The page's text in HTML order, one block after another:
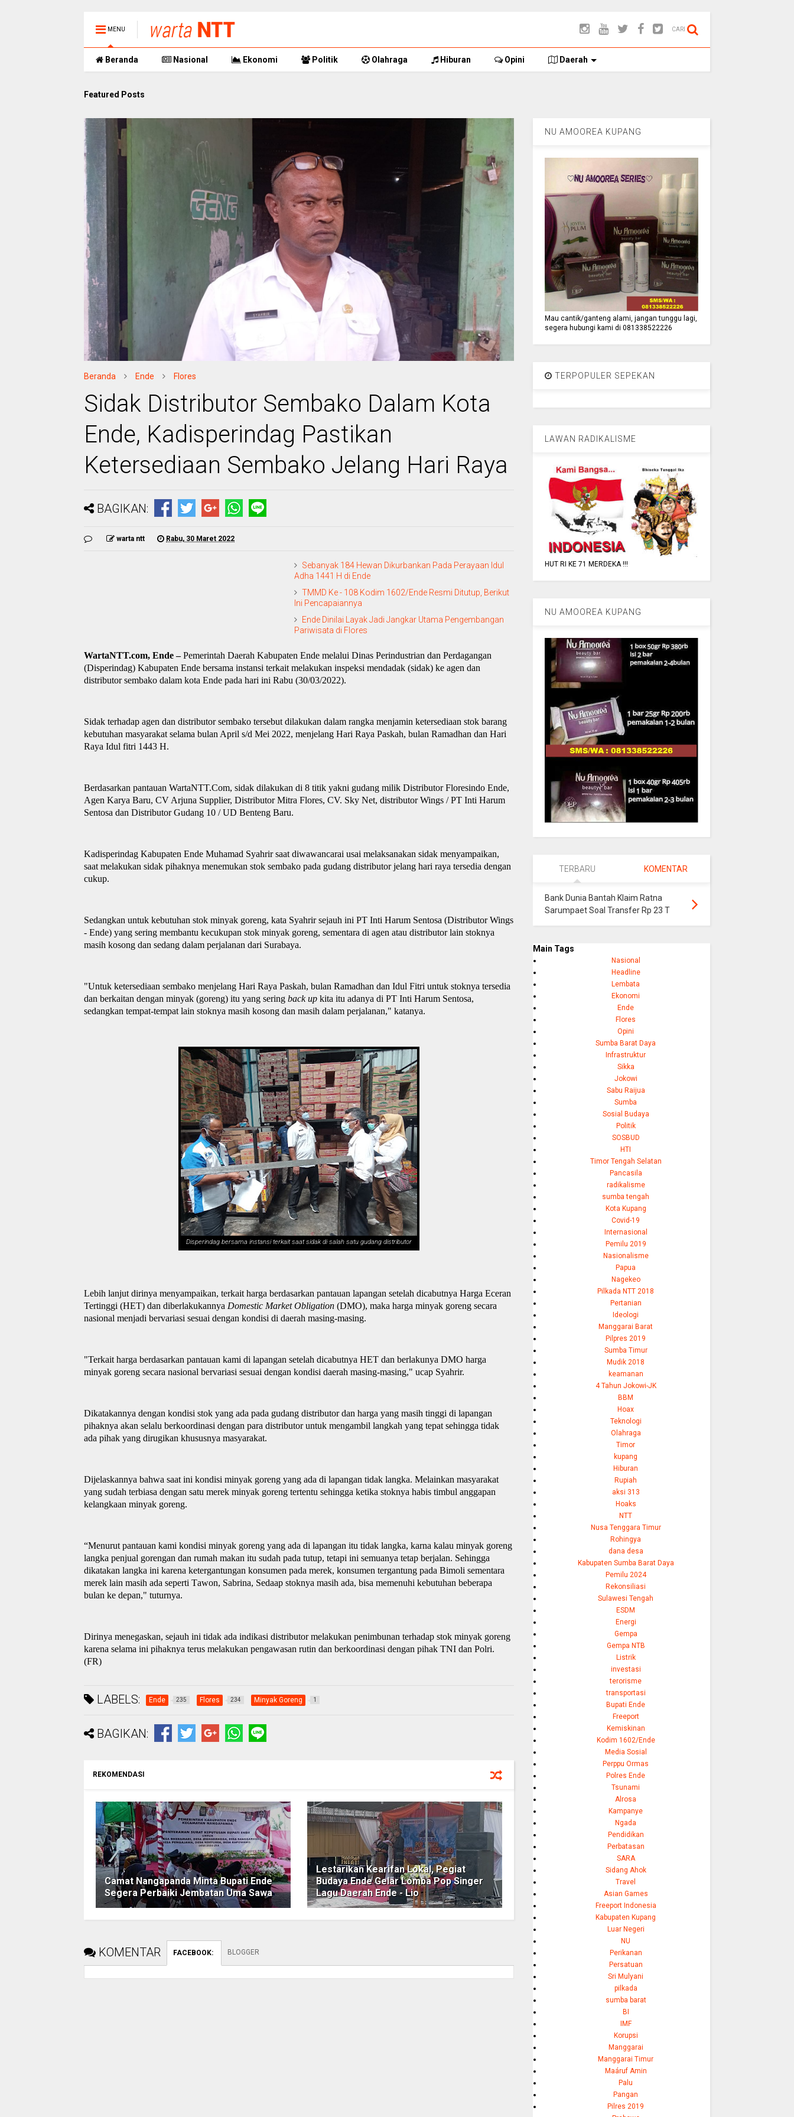
MENU CARI
Beranda Nasional Ekonomi Politik Olahraga Hiburan Opini Daerah
Featured Posts
Beranda Ende Flores
Sidak Distributor Sembako Dalam Kota
Ende, Kadisperindag Pastikan
Ketersediaan Sembako Jelang Hari Raya
BAGIKAN:
warta ntt Rabu, 30 Maret 2022
Sebanyak 184 Hewan Dikurbankan Pada Perayaan Idul
Adha 1441 H di Ende
TMMD Ke - 108 Kodim 1602/Ende Resmi Ditutup, Berikut
Ini Pencapaiannya
Ende Dinilai Layak Jadi Jangkar Utama Pengembangan
Pariwisata di Flores
WartaNTT.com, Ende – Pemerintah Daerah Kabupaten Ende melalui Dinas Perindustrian dan Perdagangan
(Disperindag) Kabupaten Ende bersama instansi terkait melakukan inspeksi mendadak (sidak) ke agen dan
distributorsembako dalam kota Ende pada hari ini Rabu (30/03/2022).
Sidak terhadap agen dan distributor sembako tersebut dilakukan dalam rangka menjamin ketersediaan stok barang
kebutuhan masyarakat selama bulan April s/d Mei 2022, menjelang Hari Raya Paskah, bulan Ramadhan dan Hari
Raya Idul fitri 1443 H.
Berdasarkan pantauan WartaNTT.Com, sidak dilakukan di 8 titik yakni gudang milik Distributor Floresindo Ende,
Agen Karya Baru, CV Arjuna Supplier, Distributor Mitra Flores, CV. Sky Net, distributor Wings / PT Inti Harum
Sentosa dan Distributor Gudang 10 / UD Benteng Baru.
Kadisperindag Kabupaten Ende Muhamad Syahrir saat diwawancarai usai melaksanakan sidak menyampaikan,
saat melakukan sidak pihaknya menemukan stok sembako pada gudang distributor jelang hari raya tersedia dengan
cukup.
Sedangkan untuk kebutuhan stok minyak goreng, kata Syahrir sejauh ini PT Inti Harum Sentosa (Distributor Wings
- Ende) yang sering membantu kecukupan stok minyak goreng, sementara di agen atau distributor lain stoknya
masih kosong dan sedang dalam perjalanan dari Surabaya.
"Untuk ketersediaan sembako menjelang Hari Raya Paskah, bulan Ramadhan dan Idul Fitri untuk stoknya tersedia
dan berkaitan dengan minyak (goreng) itu yang sering back up kita itu adanya di PT Inti Harum Sentosa,
sedangkan tempat-tempat lain stoknya masih kosong dan masih dalam perjalanan," katanya.
Disperindag bersama instansi terkait saat sidak di salah satu gudang distributor
Lebih lanjut dirinya menyampaikan, terkait harga berdasarkan pantauan lapangan setelah dicabutnya Harga Eceran
Tertinggi (HET) dan diberlakukannya Domestic Market Obligation (DMO), maka harga minyak goreng secara
nasional menjadi bervariasi sesuai dengan kondisi di daerah masing-masing.
"Terkait harga berdasarkan pantauan kami di lapangan setelah dicabutnya HET dan berlakunya DMO harga
minyak goreng secara nasional bervariasi sesuai dengan kondisi daerah masing-masing," ucap Syahrir.
Dikatakannya dengan kondisi stok yang ada pada gudang distributor dan harga yang masih tinggi di lapangan
pihaknya akan selalu berkoordinasi dengan para distributor untuk mengambil langkah yang tepat sehingga tidak
ada pihak yang dirugikan khususnya masyarakat.
Dijelaskannya bahwa saat ini kondisi minyak goreng yang ada di lapangan tidak langka. Melainkan masyarakat
yang sudah terbiasa dengan satu merek minyak goreng tertentu sehingga ketika stoknya habis timbul anggapan
kelangkaan minyak goreng.
“Menurut pantauan kami kondisi minyak goreng yang ada di lapangan itu tidak langka, karna kalau minyak goreng
langka penjual gorengan dan rumah makan itu sudah pada tutup, tetapi ini semuanya tetap berjalan. Sehingga
dikatakan langka ini karena ketergantungan konsumen pada merek, konsumen tergantung pada Bimoli sementara
merek lain masih ada seperti Tawon, Sabrina, Sedaap stoknya masih ada, bisa memenuhi kebutuhan beberapa
bulan ke depan," tuturnya.
Dirinya menegaskan, sejauh ini tidak ada indikasi distributor melakukan penimbunan terhadap stok minyak goreng
karena selama ini pihaknya terus melakukan pengawasan rutin dan berkoordinasi dengan pihak TNI dan Polri.
(FR)
LABELS: Ende 235 Flores 234 Minyak Goreng 1
BAGIKAN:
REKOMENDASI
Camat Nangapanda Minta Bupati Ende
Segera Perbaiki Jembatan Uma Sawa
Lestarikan Kearifan Lokal, Pegiat
Budaya Ende Gelar Lomba Pop Singer
Lagu Daerah Ende - Lio
KOMENTAR FACEBOOK: BLOGGER
NU AMOOREA KUPANG
Mau cantik/ganteng alami, jangan tunggu lagi,
segera hubungi kami di 081338522226
TERPOPULER SEPEKAN
LAWAN RADIKALISME
HUT RI KE 71 MERDEKA !!!
NU AMOOREA KUPANG
TERBARU KOMENTAR
Bank Dunia Bantah Klaim Ratna
Sarumpaet Soal Transfer Rp 23 T
Main Tags
Nasional
Headline
Lembata
Ekonomi
Ende
Flores
Opini
Sumba Barat Daya
Infrastruktur
Sikka
Jokowi
Sabu Raijua
Sumba
Sosial Budaya
Politik
SOSBUD
HTI
Timor Tengah Selatan
Pancasila
radikalisme
sumba tengah
Kota Kupang
Covid-19
Internasional
Pemilu 2019
Nasionalisme
Papua
Nagekeo
Pilkada NTT 2018
Pertanian
Ideologi
Manggarai Barat
Pilpres 2019
Sumba Timur
Mudik 2018
keamanan
4 Tahun Jokowi-JK
BBM
Hoax
Teknologi
Olahraga
Timor
kupang
Hiburan
Rupiah
aksi 313
Hoaks
NTT
Nusa Tenggara Timur
Rohingya
dana desa
Kabupaten Sumba Barat Daya
Pemilu 2024
Rekonsiliasi
Sulawesi Tengah
ESDM
Energi
Gempa
Gempa NTB
Listrik
investasi
terorisme
transportasi
Bupati Ende
Freeport
Kemiskinan
Kodim 1602/Ende
Media Sosial
Perppu Ormas
Polres Ende
Tsunami
Alrosa
Kampanye
Ngada
Pendidikan
Perbatasan
SARA
Sidang Ahok
Travel
Asian Games
Freeport Indonesia
Kabupaten Kupang
Luar Negeri
NU
Perikanan
Persatuan
Sri Mulyani
pilkada
sumba barat
BI
IMF
Korupsi
Manggarai
Manggarai Timur
Maáruf Amin
Palu
Pangan
Pilres 2019